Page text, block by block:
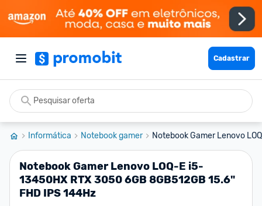
Cadastrar
Informática Notebook gamer Notebook Gamer Lenovo
Notebook Gamer Lenovo LOQ-E i5-
13450HX RTX 3050 6GB 8GB512GB 15.6"
FHD IPS 144Hz